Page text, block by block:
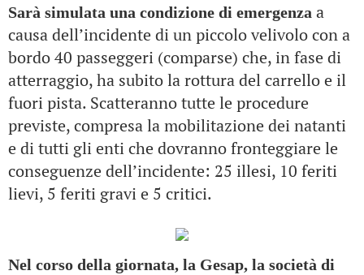
Sarà simulata una condizione di emergenza a
causa dell’incidente di un piccolo velivolo con a
bordo 40 passeggeri (comparse) che, in fase di
atterraggio, ha subito la rottura del carrello e il
fuori pista. Scatteranno tutte le procedure
previste, compresa la mobilitazione dei natanti
e di tutti gli enti che dovranno fronteggiare le
conseguenze dell’incidente: 25 illesi, 10 feriti
lievi, 5 feriti gravi e 5 critici.
Nel corso della giornata, la Gesap, la società di